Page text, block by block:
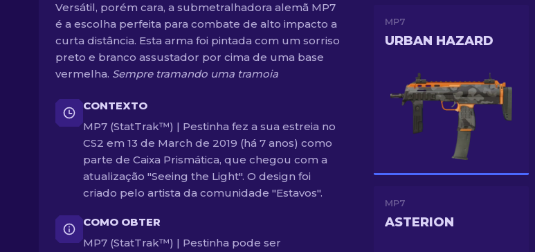
Versátil, porém cara, a submetralhadora alemã MP7
é a escolha perfeita para combate de alto impacto a
curta distância. Esta arma foi pintada com um sorriso
preto e branco assustador por cima de uma base
vermelha. Sempre tramando uma tramoia
CONTEXTO
MP7 (StatTrak™) | Pestinha fez a sua estreia no
CS2 em 13 de March de 2019 (há 7 anos) como
parte de Caixa Prismática, que chegou com a
atualização "Seeing the Light". O design foi
criado pelo artista da comunidade "Estavos".
COMO OBTER
MP7 (StatTrak™) | Pestinha pode ser
MP7
URBAN HAZARD
MP7
ASTERION